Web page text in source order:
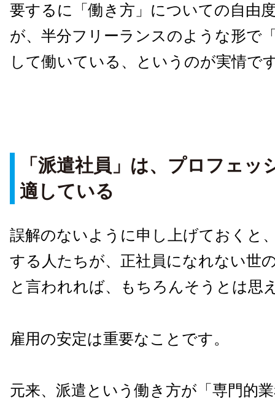
要するに「働き方」についての自由
が、半分フリーランスのような形で
して働いている、というのが実情で
「派遣社員」は、プロフェッ
適している
誤解のないように申し上げておくと
する人たちが、正社員になれない世
と言われれば、もちろんそうとは思
雇用の安定は重要なことです。
元来、派遣という働き方が「専門的